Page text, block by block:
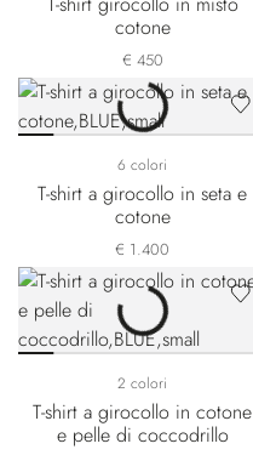
cotone
€ 450
6 colori
T-shirt a girocollo in seta e
cotone
€ 1.400
2 colori
T-shirt a girocollo in cotone
e pelle di coccodrillo